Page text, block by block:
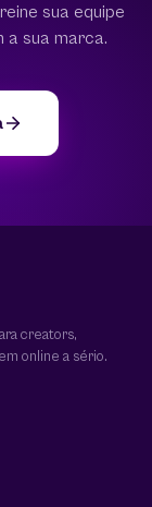
sua equipe
a sua marca.
creators,
online a sério.